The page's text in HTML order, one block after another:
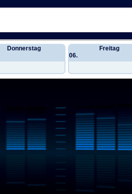
Donnerstag
Freitag
06.